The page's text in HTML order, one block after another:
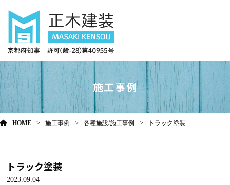
施工事例
HOME 施工事例 各種施設/施工事例 トラック塗装
トラック塗装
2023.09.04